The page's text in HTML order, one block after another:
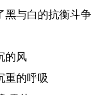
黑与白的抗衡斗争
的风
重的呼吸